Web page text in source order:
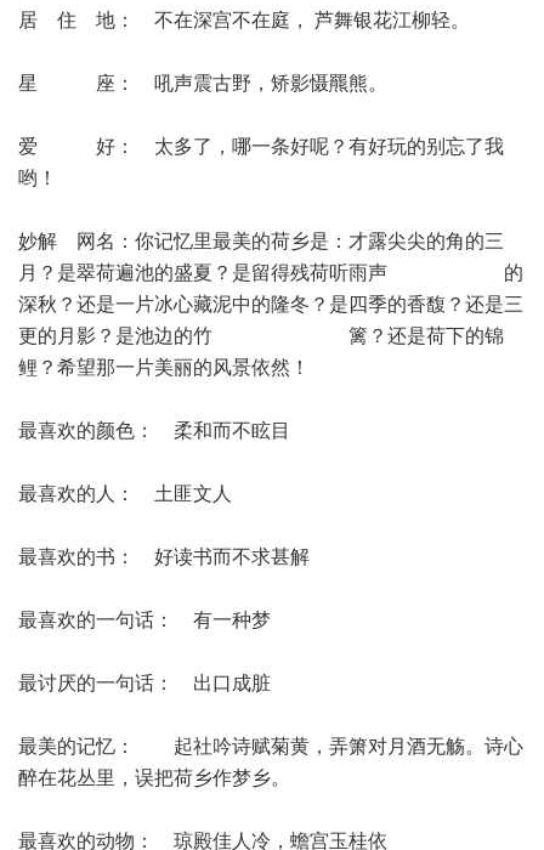
居 住 地： 不在深宫不在庭， 芦舞银花江柳轻。
星 座： 吼声震古野，矫影慑羆熊。
爱 好： 太多了，哪一条好呢？有好玩的别忘了我
哟！
妙解 网名：你记忆里最美的荷乡是：才露尖尖的角的三
月？是翠荷遍池的盛夏？是留得残荷听雨声 的
深秋？还是一片冰心藏泥中的隆冬？是四季的香馥？还是三
更的月影？是池边的竹 篱？还是荷下的锦
鲤？希望那一片美丽的风景依然！
最喜欢的颜色： 柔和而不眩目
最喜欢的人： 土匪文人
最喜欢的书： 好读书而不求甚解
最喜欢的一句话： 有一种梦
最讨厌的一句话： 出口成脏
最美的记忆： 起社吟诗赋菊黄，弄箫对月酒无觞。诗心
醉在花丛里，误把荷乡作梦乡。
最喜欢的动物： 琼殿佳人冷，蟾宫玉桂依